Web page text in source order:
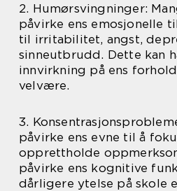
2. Humørsvingninger:
påvirke ens emosjonelle
til irritabilitet, angst,
sinneutbrudd. Dette kan
innvirkning på ens
velvære.
3.
påvirke ens evne til å
opprettholde
påvirke ens kognitive
dårligere ytelse på skole